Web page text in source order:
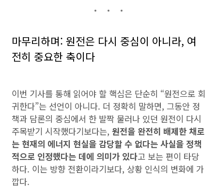
마무리하며: 원전은 다시 중심이 아니라, 여
전히 중요한 축이다
이번 기사를 통해 읽어야 할 핵심은 단순히 “원전으로 회
귀한다”는 선언이 아니다. 더 정확히 말하면, 그동안 정
책과 담론의 중심에서 한 발짝 물러나 있던 원전이 다시
주목받기 시작했다기보다는, 원전을 완전히 배제한 채로
는 현재의 에너지 현실을 감당할 수 없다는 사실을 정책
적으로 인정했다는 데에 의미가 있다고 보는 편이 타당
하다. 이는 방향 전환이라기보다, 상황 인식의 변화에 가
깝다.